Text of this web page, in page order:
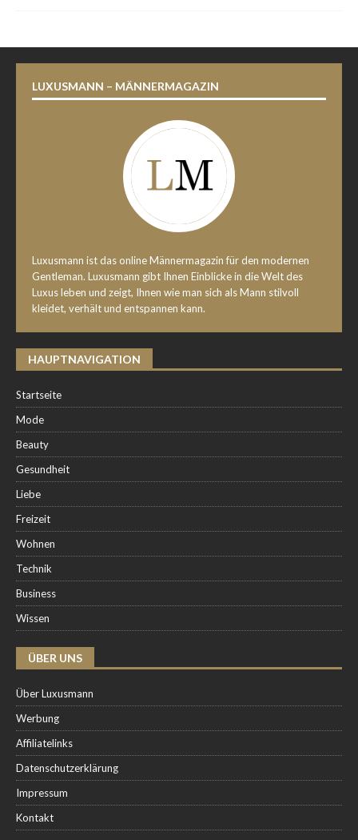
LUXUSMANN – MÄNNERMAGAZIN
Luxusmann ist das online Männermagazin für den modernen
Gentleman. Luxusmann gibt Ihnen Einblicke in die Welt des
Luxus leben und zeigt, Ihnen wie man sich als Mann stilvoll
kleidet, verhält und entspannen kann.
HAUPTNAVIGATION
Startseite
Mode
Beauty
Gesundheit
Liebe
Freizeit
Wohnen
Technik
Business
Wissen
ÜBER UNS
Über Luxusmann
Werbung
Affiliatelinks
Datenschutzerklärung
Impressum
Kontakt